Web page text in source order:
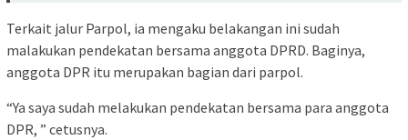
Terkait jalur Parpol, ia mengaku belakangan ini sudah
malakukan pendekatan bersama anggota DPRD. Baginya,
anggota DPR itu merupakan bagian dari parpol.
“Ya saya sudah melakukan pendekatan bersama para anggota
DPR, ” cetusnya.